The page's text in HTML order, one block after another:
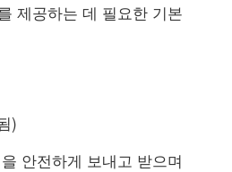
제공하는 데 필요한 기본
)
안전하게 보내고 받으며